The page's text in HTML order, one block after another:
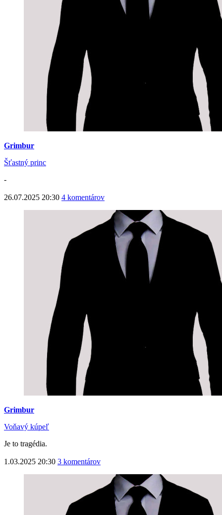
Grimbur
Šťastný princ
-
26.07.2025 20:30 4 komentárov
Grimbur
Voňavý kúpeľ
Je to tragédia.
1.03.2025 20:30 3 komentárov